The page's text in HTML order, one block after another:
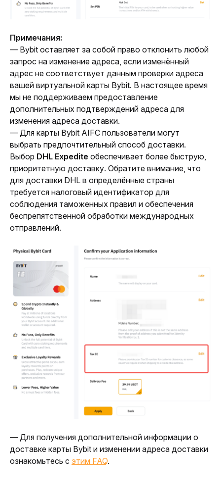
Примечания:
— Bybit оставляет за собой право отклонить любой
запрос на изменение адреса, если изменённый
адрес не соответствует данным проверки адреса
вашей виртуальной карты Bybit. В настоящее время
мы не поддерживаем предоставление
дополнительных подтверждений адреса для
изменения адреса доставки.
выбрать предпочтительный способ доставки.
Выбор DHL Expedite обеспечивает более быструю,
приоритетную доставку. Обратите внимание, что
для доставки DHL в определённые страны
требуется налоговый идентификатор для
соблюдения таможенных правил и обеспечения
беспрепятственной обработки международных
отправлений.
— Для получения дополнительной информации о
доставке карты Bybit и изменении адреса доставки
ознакомьтесь с этим FAQ.